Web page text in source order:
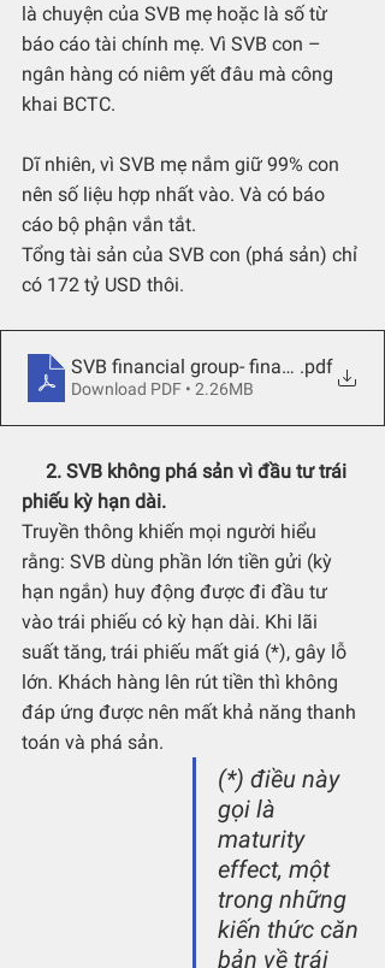
là chuyện của SVB mẹ hoặc là số từ
báo cáo tài chính mẹ. Vì SVB con –
ngân hàng có niêm yết đâu mà công
khai BCTC.
Dĩ nhiên, vì SVB mẹ nắm giữ 99% con
nên số liệu hợp nhất vào. Và có báo
cáo bộ phận vắn tắt.
Tổng tài sản của SVB con (phá sản) chỉ
có 172 tỷ USD thôi.
SVB financial group- financial.pdf
Download PDF • 2.26MB
2. SVB không phá sản vì đầu tư trái
phiếu kỳ hạn dài.
Truyền thông khiến mọi người hiểu
rằng: SVB dùng phần lớn tiền gửi (kỳ
hạn ngắn) huy động được đi đầu tư
vào trái phiếu có kỳ hạn dài. Khi lãi
suất tăng, trái phiếu mất giá (*), gây lỗ
lớn. Khách hàng lên rút tiền thì không
đáp ứng được nên mất khả năng thanh
toán và phá sản.
(*) điều này
gọi là
maturity
effect, một
trong những
kiến thức căn
bản về trái